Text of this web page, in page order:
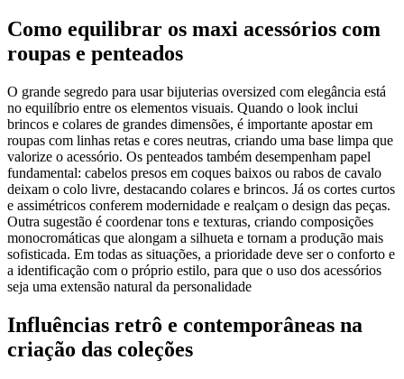
Como equilibrar os maxi acessórios com
roupas e penteados
O grande segredo para usar bijuterias oversized com elegância está
no equilíbrio entre os elementos visuais. Quando o look inclui
brincos e colares de grandes dimensões, é importante apostar em
roupas com linhas retas e cores neutras, criando uma base limpa que
valorize o acessório. Os penteados também desempenham papel
fundamental: cabelos presos em coques baixos ou rabos de cavalo
deixam o colo livre, destacando colares e brincos. Já os cortes curtos
e assimétricos conferem modernidade e realçam o design das peças.
Outra sugestão é coordenar tons e texturas, criando composições
monocromáticas que alongam a silhueta e tornam a produção mais
sofisticada. Em todas as situações, a prioridade deve ser o conforto e
a identificação com o próprio estilo, para que o uso dos acessórios
seja uma extensão natural da personalidade
Influências retrô e contemporâneas na
criação das coleções